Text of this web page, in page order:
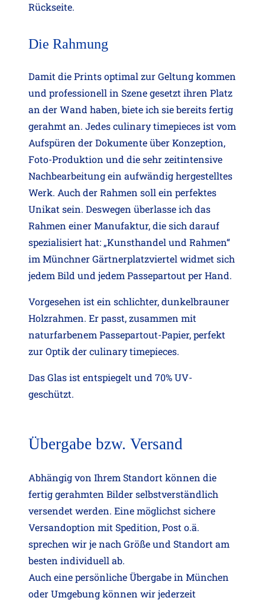
Rückseite.
Die Rahmung
Damit die Prints optimal zur Geltung kommen
und professionell in Szene gesetzt ihren Platz
an der Wand haben, biete ich sie bereits fertig
gerahmt an. Jedes culinary timepieces ist vom
Aufspüren der Dokumente über Konzeption,
Foto-Produktion und die sehr zeitintensive
Nachbearbeitung ein aufwändig hergestelltes
Werk. Auch der Rahmen soll ein perfektes
Unikat sein. Deswegen überlasse ich das
Rahmen einer Manufaktur, die sich darauf
spezialisiert hat: „Kunsthandel und Rahmen“
im Münchner Gärtnerplatzviertel widmet sich
jedem Bild und jedem Passepartout per Hand.
Vorgesehen ist ein schlichter, dunkelbrauner
Holzrahmen. Er passt, zusammen mit
naturfarbenem Passepartout-Papier, perfekt
zur Optik der culinary timepieces.
Das Glas ist entspiegelt und 70% UV-
geschützt.
Übergabe bzw. Versand
Abhängig von Ihrem Standort können die
fertig gerahmten Bilder selbstverständlich
versendet werden. Eine möglichst sichere
Versandoption mit Spedition, Post o.ä.
sprechen wir je nach Größe und Standort am
besten individuell ab.
Auch eine persönliche Übergabe in München
oder Umgebung können wir jederzeit